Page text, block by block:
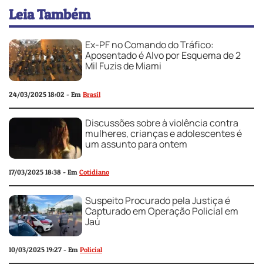
Leia Também
Ex-PF no Comando do Tráfico:
Aposentado é Alvo por Esquema de 2
Mil Fuzis de Miami
24/03/2025 18:02 - Em Brasil
Discussões sobre à violência contra
mulheres, crianças e adolescentes é
um assunto para ontem
17/03/2025 18:38 - Em Cotidiano
Suspeito Procurado pela Justiça é
Capturado em Operação Policial em
Jaú
10/03/2025 19:27 - Em Policial